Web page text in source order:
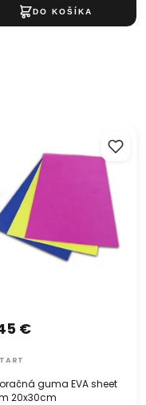
guma EVA sheet
20x30cm
guma EVA sheet
20x30cm
€